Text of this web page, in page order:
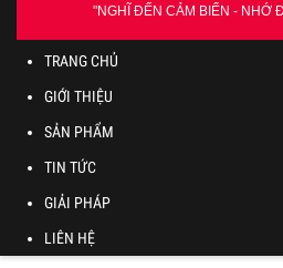
"NGHĨ ĐẾN CẢM BIẾN - NHỚ
TRANG CHỦ
GIỚI THIỆU
SẢN PHẨM
TIN TỨC
GIẢI PHÁP
LIÊN HỆ